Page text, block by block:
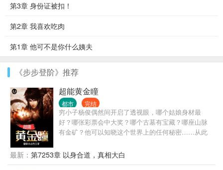
第3章 身份证被扣！
第2章 我喜欢吃肉
第1章 他可不是你什么姨夫
《步步登阶》推荐
超能黄金瞳
都市 完结
穷小子杨俊偶然间开启了透视眼，哪个姑娘身材最
好？哪张彩票会中大奖？哪个古墓有宝藏？哪座山脉
有金矿？他可以知晓这个世界上的任何秘密……从此
最新： 第7253章 以身合道，真相大白